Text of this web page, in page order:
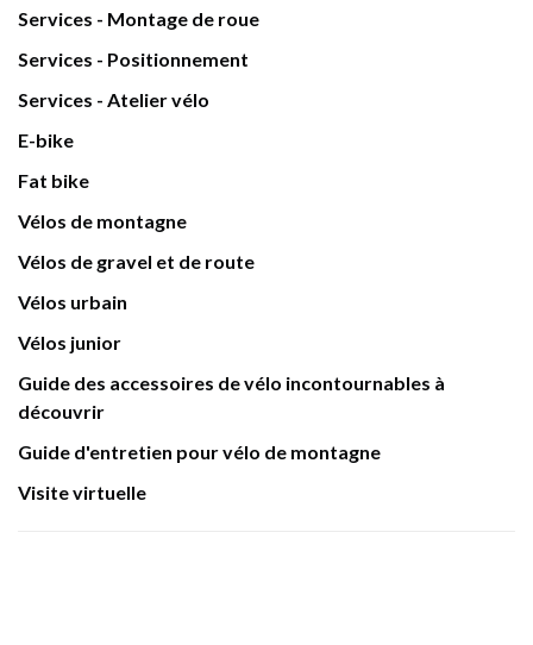
Services - Montage de roue
Services - Positionnement
Services - Atelier vélo
E-bike
Fat bike
Vélos de montagne
Vélos de gravel et de route
Vélos urbain
Vélos junior
Guide des accessoires de vélo incontournables à
découvrir
Guide d'entretien pour vélo de montagne
Visite virtuelle